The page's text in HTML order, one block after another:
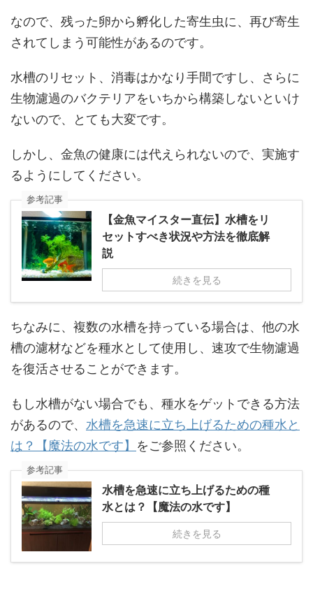
なので、残った卵から孵化した寄生虫に、再び寄生
されてしまう可能性があるのです。
水槽のリセット、消毒はかなり手間ですし、さらに
生物濾過のバクテリアをいちから構築しないといけ
ないので、とても大変です。
しかし、金魚の健康には代えられないので、実施す
るようにしてください。
参考記事
【金魚マイスター直伝】水槽をリ
セットすべき状況や方法を徹底解
説
続きを見る
ちなみに、複数の水槽を持っている場合は、他の水
槽の濾材などを種水として使用し、速攻で生物濾過
を復活させることができます。
もし水槽がない場合でも、種水をゲットできる方法
があるので、 水槽を急速に立ち上げるための種水と
は？【魔法の水です】 をご参照ください。
参考記事
水槽を急速に立ち上げるための種
水とは？【魔法の水です】
続きを見る